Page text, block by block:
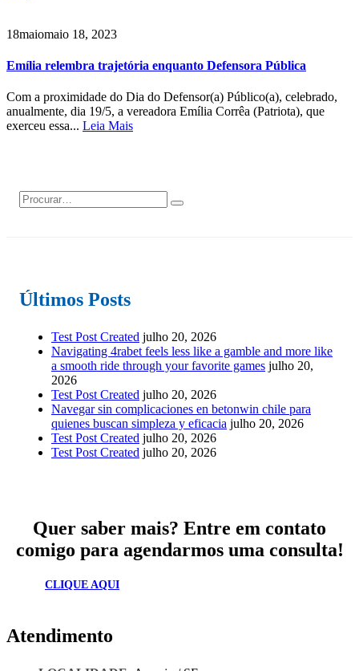
18maiomaio 18, 2023
Emília relembra trajetória enquanto Defensora Pública
Com a proximidade do Dia do Defensor(a) Público(a), celebrado,
anualmente, dia 19/5, a vereadora Emília Corrêa (Patriota), que
exerceu essa... Leia Mais
Últimos Posts
Test Post Created julho 20, 2026
Navigating 4rabet feels less like a gamble and more like
a smooth ride through your favorite games julho 20,
2026
Test Post Created julho 20, 2026
Navegar sin complicaciones en betonwin chile para
quienes buscan simpleza y eficacia julho 20, 2026
Test Post Created julho 20, 2026
Test Post Created julho 20, 2026
Quer saber mais? Entre em contato
comigo para agendarmos uma consulta!
CLIQUE AQUI
Atendimento